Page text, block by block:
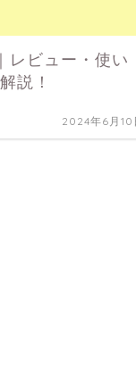
レビュー・使い
説！
2024年6月10